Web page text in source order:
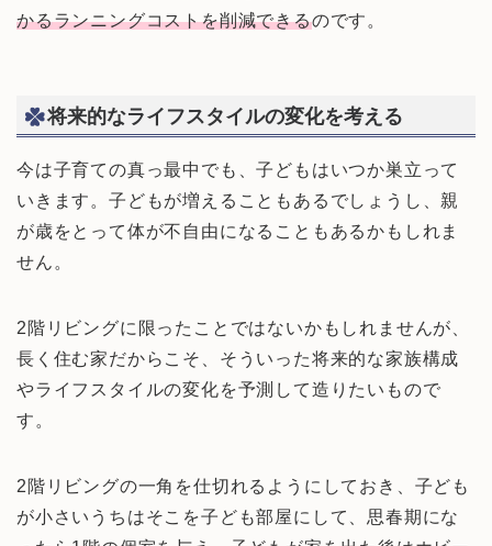
かるランニングコストを削減できるのです。
将来的なライフスタイルの変化を考える
今は子育ての真っ最中でも、子どもはいつか巣立って
いきます。子どもが増えることもあるでしょうし、親
が歳をとって体が不自由になることもあるかもしれま
せん。
2階リビングに限ったことではないかもしれませんが、
長く住む家だからこそ、そういった将来的な家族構成
やライフスタイルの変化を予測して造りたいもので
す。
2階リビングの一角を仕切れるようにしておき、子ども
が小さいうちはそこを子ども部屋にして、思春期にな